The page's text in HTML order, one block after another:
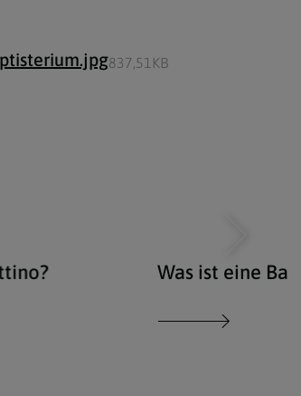
837,51KB
Was ist eine